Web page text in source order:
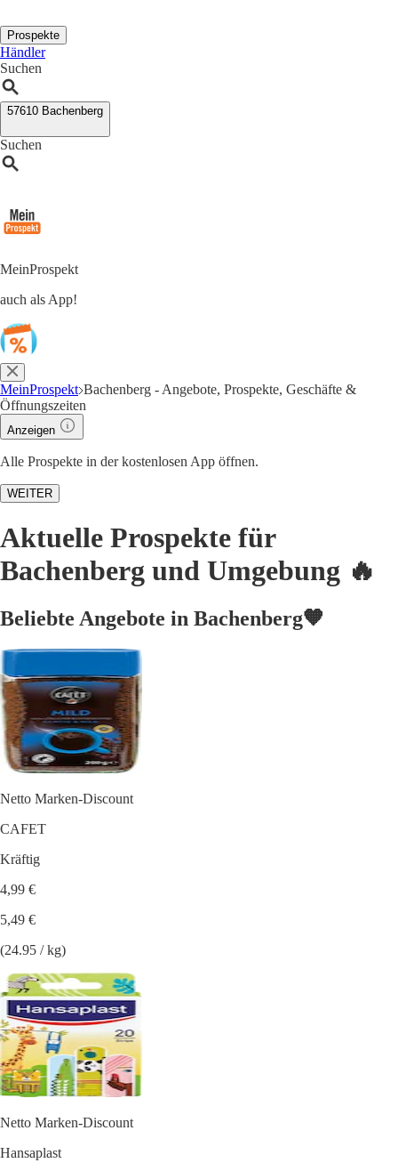
Prospekte
Händler
Suchen
57610 Bachenberg
Suchen
MeinProspekt
auch als App!
MeinProspekt Bachenberg - Angebote, Prospekte, Geschäfte &
Öffnungszeiten
Anzeigen
Alle Prospekte in der kostenlosen App öffnen.
WEITER
Aktuelle Prospekte für
Bachenberg und Umgebung 🔥
Beliebte Angebote in Bachenberg🧡
Netto Marken-Discount
CAFET
Kräftig
4,99 €
5,49 €
(24.95 / kg)
Netto Marken-Discount
Hansaplast